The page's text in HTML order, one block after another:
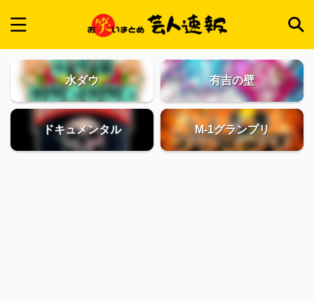
水ダウ 有吉の壁
ドキュメンタル M-1グランプリ